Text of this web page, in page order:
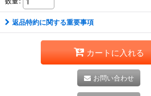
返品特約に関する重要事項
カートに入れる
お問い合わせ